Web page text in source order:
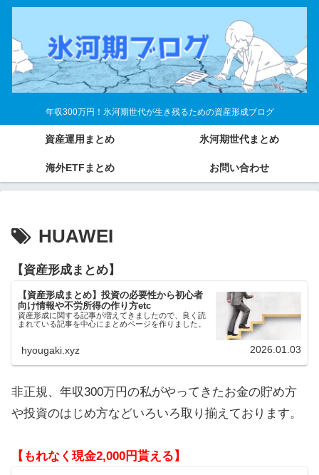
年収300万円！氷河期世代が生き残るための資産形成ブログ
資産運用まとめ 氷河期世代まとめ
海外ETFまとめ お問い合わせ
HUAWEI
【資産形成まとめ】
【資産形成まとめ】投資の必要性から初心者
向け情報や不労所得の作り方etc
資産形成に関する記事が増えてきましたので、良く読
まれている記事を中心にまとめページを作りました。
hyougaki.xyz 2026.01.03
非正規、年収300万円の私がやってきたお金の貯め方
や投資のはじめ方などいろいろ取り揃えております。
【もれなく現金2,000円貰える】